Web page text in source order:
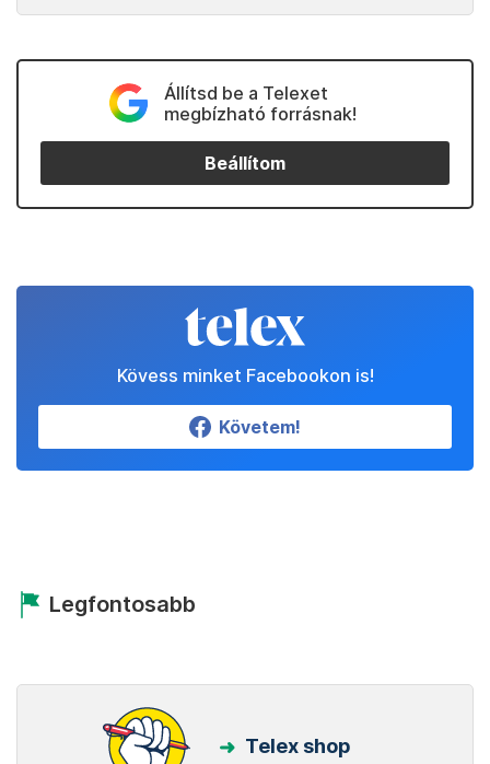
Állítsd be a Telexet
megbízható forrásnak!
Beállítom
Kövess minket Facebookon is!
Követem!
Legfontosabb
Telex shop